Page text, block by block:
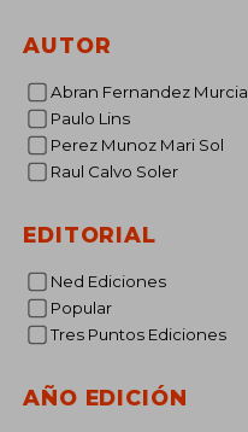
AUTOR
Abran Fernandez Murcia
Paulo Lins
Perez Munoz Mari Sol
Raul Calvo Soler
EDITORIAL
Ned Ediciones
Popular
Tres Puntos Ediciones
AÑO EDICIÓN